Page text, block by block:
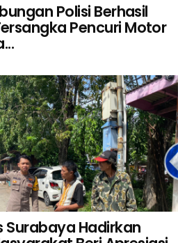
Polisi Berhasil
Pencuri Motor
Surabaya Hadirkan